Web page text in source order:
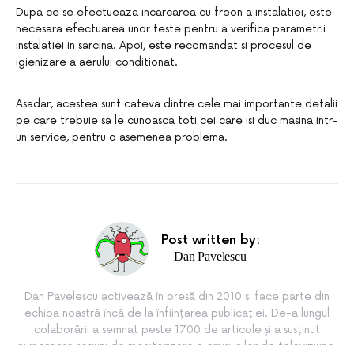
Dupa ce se efectueaza incarcarea cu freon a instalatiei, este
necesara efectuarea unor teste pentru a verifica parametrii
instalatiei in sarcina. Apoi, este recomandat si procesul de
igienizare a aerului conditionat.
Asadar, acestea sunt cateva dintre cele mai importante detalii
pe care trebuie sa le cunoasca toti cei care isi duc masina intr-
un service, pentru o asemenea problema.
Post written by:
Dan Pavelescu
Dan Pavelescu activează în presă din 2010 și face parte din
echipa noastră încă de la înființarea publicației. De-a lungul
colaborării a semnat peste 1700 de articole și a susținut